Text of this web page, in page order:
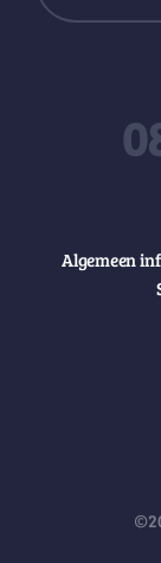
Algemeen